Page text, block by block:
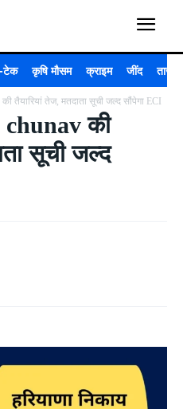
टेक कृषि मौसम क्राइम जींद ताजा
तैयारियां तेज, मतदाता सूची जल्द सौंपेगा ECI
की
सूची जल्द